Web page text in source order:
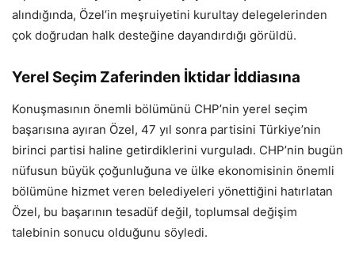
alındığında, Özel’in meşruiyetini kurultay delegelerinden
çok doğrudan halk desteğine dayandırdığı görüldü.
Yerel Seçim Zaferinden İktidar İddiasına
Konuşmasının önemli bölümünü CHP’nin yerel seçim
başarısına ayıran Özel, 47 yıl sonra partisini Türkiye’nin
birinci partisi haline getirdiklerini vurguladı. CHP’nin bugün
nüfusun büyük çoğunluğuna ve ülke ekonomisinin önemli
bölümüne hizmet veren belediyeleri yönettiğini hatırlatan
Özel, bu başarının tesadüf değil, toplumsal değişim
talebinin sonucu olduğunu söyledi.